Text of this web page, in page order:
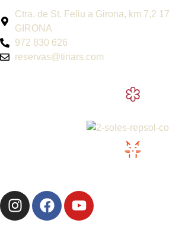
Ctra. de St. Feliu a Girona, km 7,2
GIRONA
972 830 626
reservas@tinars.com